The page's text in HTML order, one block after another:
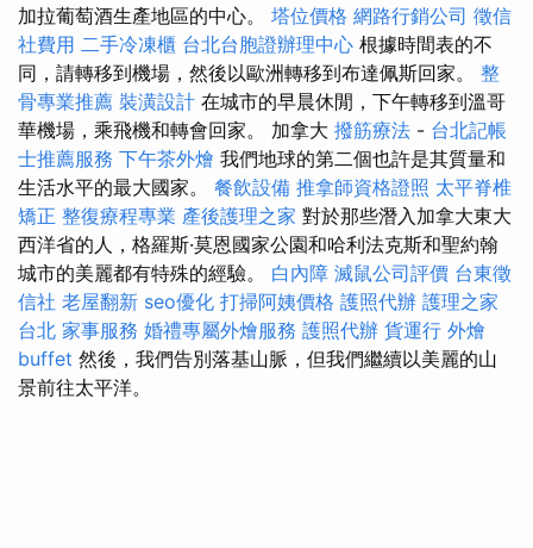
加拉葡萄酒生產地區的中心。 塔位價格 網路行銷公司 徵信
社費用 二手冷凍櫃 台北台胞證辦理中心 根據時間表的不
同，請轉移到機場，然後以歐洲轉移到布達佩斯回家。 整
骨專業推薦 裝潢設計 在城市的早晨休閒，下午轉移到溫哥
華機場，乘飛機和轉會回家。 加拿大 撥筋療法 - 台北記帳
士推薦服務 下午茶外燴 我們地球的第二個也許是其質量和
生活水平的最大國家。 餐飲設備 推拿師資格證照 太平脊椎
矯正 整復療程專業 產後護理之家 對於那些潛入加拿大東大
西洋省的人，格羅斯·莫恩國家公園和哈利法克斯和聖約翰
城市的美麗都有特殊的經驗。 白內障 滅鼠公司評價 台東徵
信社 老屋翻新 seo優化 打掃阿姨價格 護照代辦 護理之家
台北 家事服務 婚禮專屬外燴服務 護照代辦 貨運行 外燴
buffet 然後，我們告別落基山脈，但我們繼續以美麗的山
景前往太平洋。